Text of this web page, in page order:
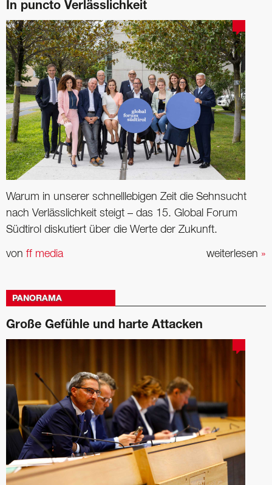
In puncto Verlässlichkeit
Warum in unserer schnelllebigen Zeit die Sehnsucht
nach Verlässlichkeit steigt – das 15. Global Forum
Südtirol diskutiert über die Werte der Zukunft.
weiterlesen »
von ff media
PANORAMA
Große Gefühle und harte Attacken